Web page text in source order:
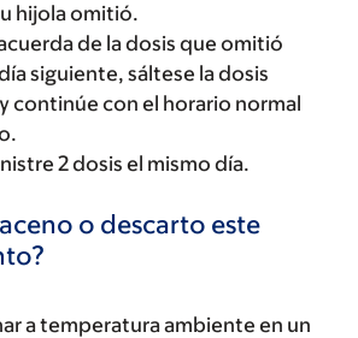
hijola omitió.
de la dosis que omitió
siguiente, sáltese la dosis
continúe con el horario normal
2 dosis el mismo día.
o descarto este
a temperatura ambiente en un